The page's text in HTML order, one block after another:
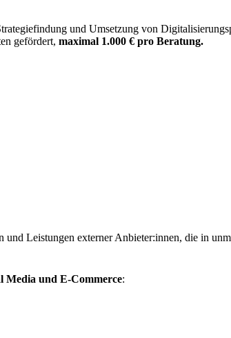
und Umsetzung von
gefördert, maximal 1.000 € pro Beratung.
Leistungen externer Anbieter:innen, die in
Media und E-Commerce: